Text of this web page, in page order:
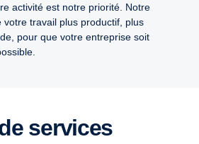
activité est notre priorité. Notre
votre travail plus productif, plus
pour que votre entreprise soit
services